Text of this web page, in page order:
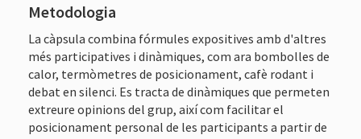
Metodologia
La càpsula combina fórmules expositives amb d'altres
més participatives i dinàmiques, com ara bombolles de
calor, termòmetres de posicionament, cafè rodant i
debat en silenci. Es tracta de dinàmiques que permeten
extreure opinions del grup, així com facilitar el
posicionament personal de les participants a partir de